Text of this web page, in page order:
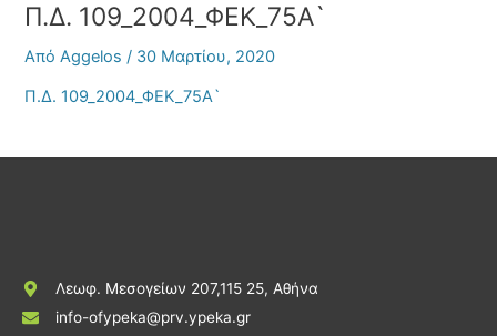
Π.Δ. 109_2004_ΦΕΚ_75Α`
ΑπόAggelos/ 30 Μαρτίου, 2020
Π.Δ. 109_2004_ΦΕΚ_75Α`
Λεωφ. Μεσογείων 207,115 25, Αθήνα
info-ofypeka@prv.ypeka.gr